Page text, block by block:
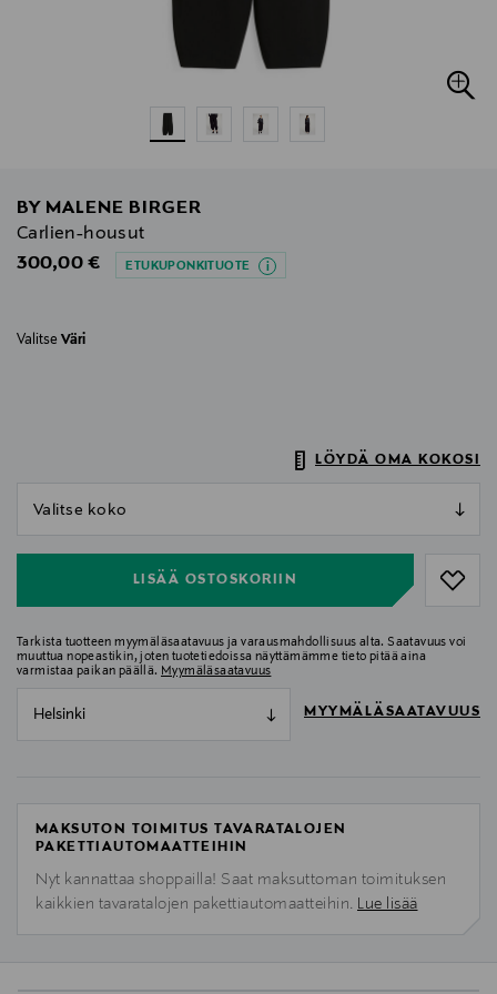
BY MALENE BIRGER
Carlien-housut
Original Price
300,00 € ETUKUPONKITUOTE
Valitse Väri
LÖYDÄ OMA KOKOSI
LISÄÄ OSTOSKORIIN
Tarkista tuotteen myymäläsaatavuus ja varausmahdollisuus alta. Saatavuus voi
muuttua nopeastikin, joten tuotetiedoissa näyttämämme tieto pitää aina
varmistaa paikan päällä. Myymäläsaatavuus
Helsinki MYYMÄLÄSAATAVUUS
MAKSUTON TOIMITUS TAVARATALOJEN
PAKETTIAUTOMAATTEIHIN
Nyt kannattaa shoppailla! Saat maksuttoman toimituksen
kaikkien tavaratalojen pakettiautomaatteihin. Lue lisää